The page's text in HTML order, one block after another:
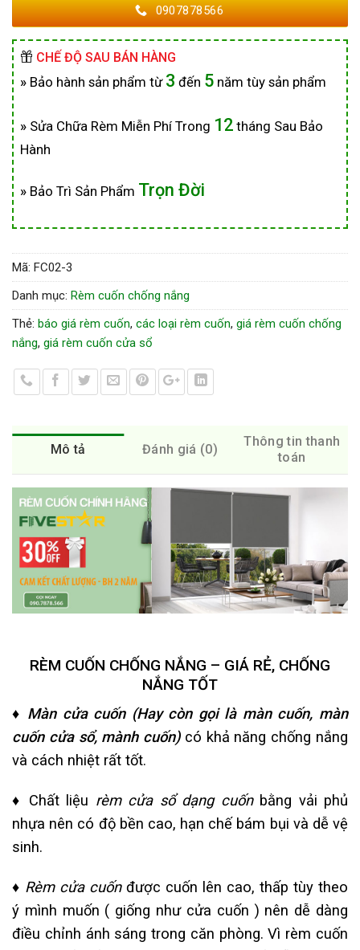
0907878566
CHẾ ĐỘ SAU BÁN HÀNG
» Bảo hành sản phẩm từ 3 đến 5 năm tùy sản phẩm
» Sửa Chữa Rèm Miễn Phí Trong 12 tháng Sau Bảo
Hành
» Bảo Trì Sản Phẩm Trọn Đời
Mã: FC02-3
Danh mục: Rèm cuốn chống nắng
Thẻ: báo giá rèm cuốn, các loại rèm cuốn, giá rèm cuốn chống
nắng, giá rèm cuốn cửa sổ
Mô tả Đánh giá (0)
Thông tin thanh
toán
RÈM CUỐN CHỐNG NẮNG – GIÁ RẺ, CHỐNG
NẮNG TỐT
♦ Màn cửa cuốn (Hay còn gọi là màn cuốn, màn
cuốn cửa sổ, mành cuốn)có khả năng chống nắng
và cách nhiệt rất tốt.
♦ Chất liệu rèm cửa sổ dạng cuốnbằng vải phủ
nhựa nên có độ bền cao, hạn chế bám bụi và dễ vệ
sinh.
♦ Rèm cửa cuốnđược cuốn lên cao, thấp tùy theo
ý mình muốn ( giống như cửa cuốn ) nên dễ dàng
điều chỉnh ánh sáng trong căn phòng. Vì rèm cuốn